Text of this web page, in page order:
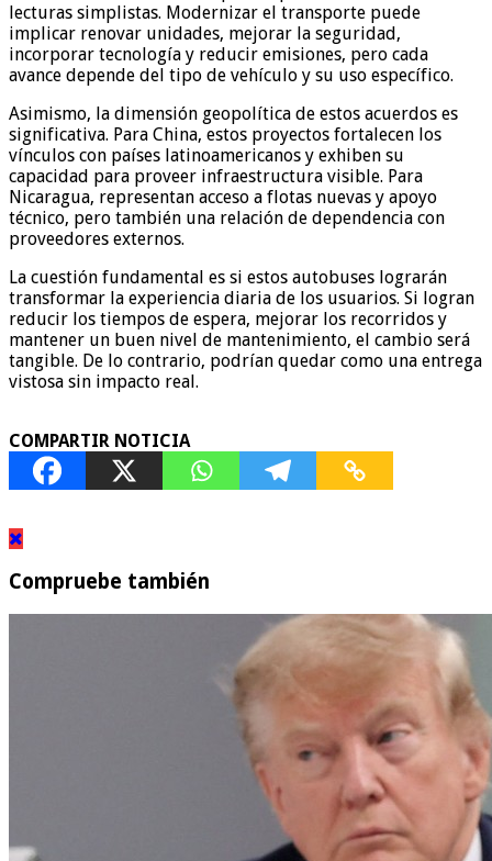
lecturas simplistas. Modernizar el transporte puede
implicar renovar unidades, mejorar la seguridad,
incorporar tecnología y reducir emisiones, pero cada
avance depende del tipo de vehículo y su uso específico.
Asimismo, la dimensión geopolítica de estos acuerdos es
significativa. Para China, estos proyectos fortalecen los
vínculos con países latinoamericanos y exhiben su
capacidad para proveer infraestructura visible. Para
Nicaragua, representan acceso a flotas nuevas y apoyo
técnico, pero también una relación de dependencia con
proveedores externos.
La cuestión fundamental es si estos autobuses lograrán
transformar la experiencia diaria de los usuarios. Si logran
reducir los tiempos de espera, mejorar los recorridos y
mantener un buen nivel de mantenimiento, el cambio será
tangible. De lo contrario, podrían quedar como una entrega
vistosa sin impacto real.
COMPARTIR NOTICIA
Compruebe también